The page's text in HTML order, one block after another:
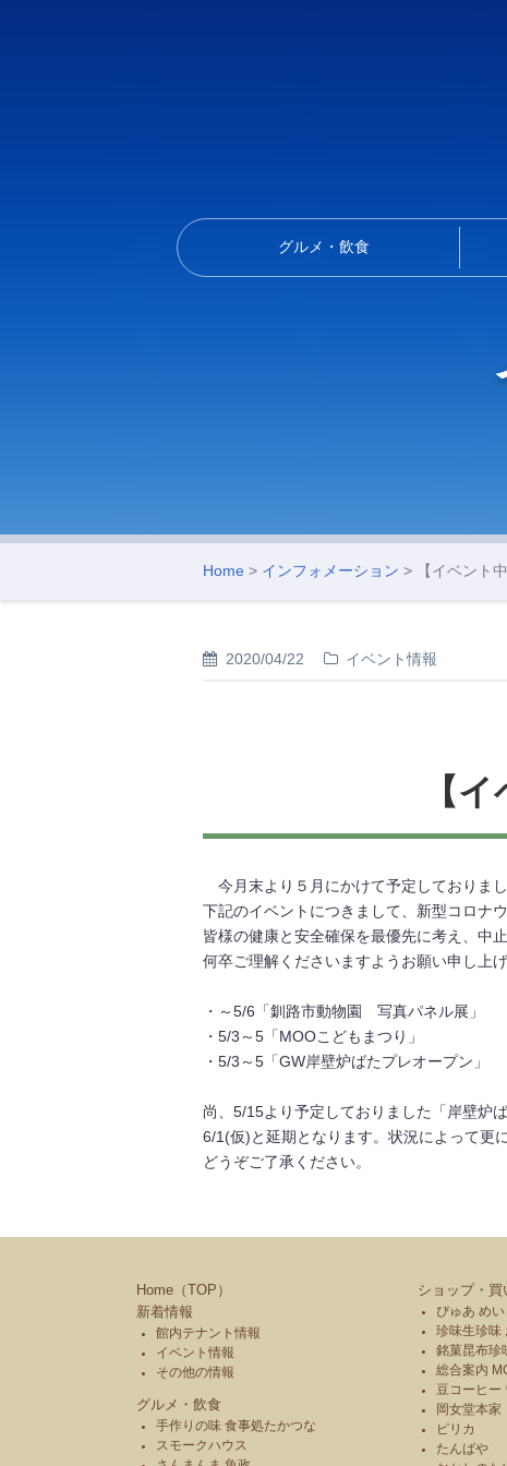
グルメ・飲食
Home > インフォメーション > 【イベント
2020/04/22 イベント情報
【
今月末より５月にかけて予定しておりま
下記のイベントにつきまして、新型コロナ
皆様の健康と安全確保を最優先に考え、中
何卒ご理解くださいますようお願い申し上げ
・～5/6「釧路市動物園 写真パネル展」
・5/3～5「MOOこどもまつり」
・5/3～5「GW岸壁炉ばたプレオープン」
尚、5/15より予定しておりました「岸壁炉
6/1(仮)と延期となります。状況によって更
どうぞご了承ください。
Home（TOP）
新着情報
館内テナント情報
イベント情報
その他の情報
グルメ・飲食
手作りの味 食事処たかつな
スモークハウス
ショップ・買
ぴゅあ めい
珍味生珍味
銘菓昆布珍
総合案内
豆コーヒー
岡女堂本家
ピリカ
たんばや